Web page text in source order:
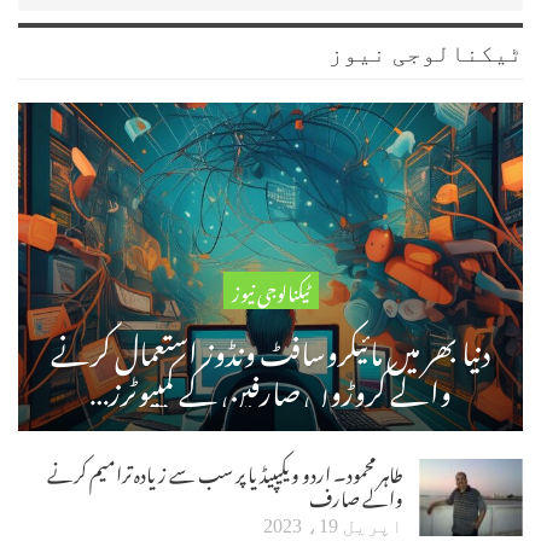
ٹیکنالوجی نیوز
ٹیکنالوجی نیوز
دنیا بھر میں مائیکروسافٹ ونڈوز استعمال کرنے
والے کروڑوں صارفین کے کمپیوٹرز…
طاہر محمود۔ اردو ویکیپیڈیا پر سب سے زیادہ ترامیم کرنے
والے صارف
اپریل 19، 2023